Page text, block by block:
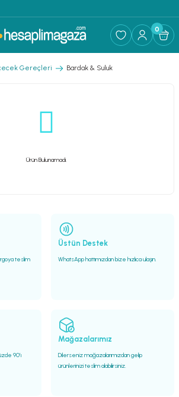
0
Gereçleri Bardak & Suluk
Ürün Bulunamadı.
teslim
Üstün Destek
WhatsApp hattımızdan bize hızlıca ulaşın.
90’ı
Mağazalarımız
Dilerseniz mağazalarımızdan gelip
ürünlerinizi teslim alabilirsiniz.